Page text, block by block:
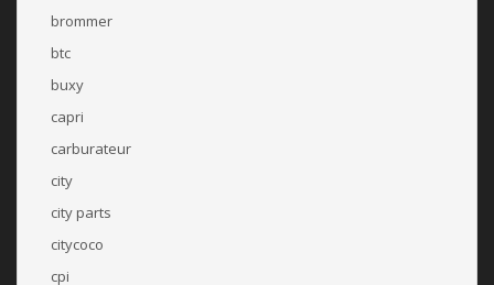
brommer
btc
buxy
capri
carburateur
city
city parts
citycoco
cpi